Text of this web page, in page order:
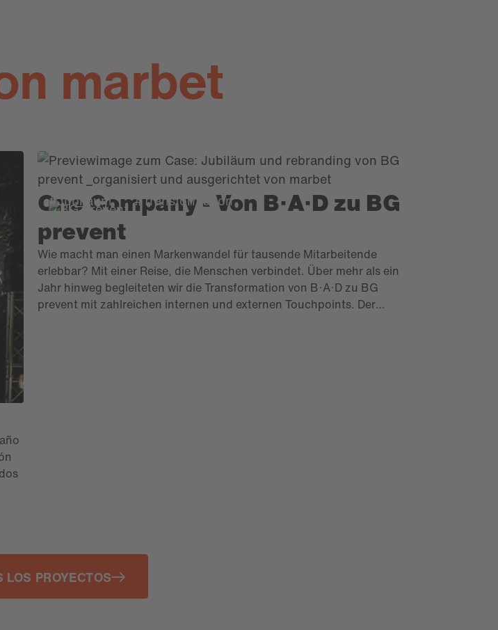
marbet
#Jubiläum #Transformation
One Company - Von B·A·D zu BG
prevent
Wie macht man einen Markenwandel für tausende Mitarbeitende
erlebbar? Mit einer Reise, die Menschen verbindet. Über mehr als ein
Jahr hinweg begleiteten wir die Transformation von B·A·D zu BG
prevent mit zahlreichen internen und externen Touchpoints. Der
LOS PROYECTOS